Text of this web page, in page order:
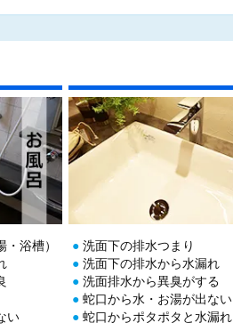
浴槽）
い
洗面下の排水つまり
洗面下の排水から水漏れ
洗面排水から異臭がする
蛇口から水・お湯が出ない
蛇口からポタポタと水漏れ